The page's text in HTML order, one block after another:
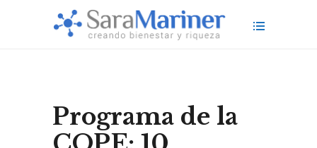
Programa de la